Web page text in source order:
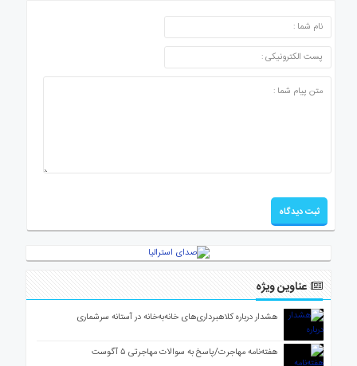
ارسال دیدگاه
عناوین ویژه
هشدار درباره کلاهبرداری‌های خانه‌به‌خانه در آستانه سرشماری
هفته‌نامه مهاجرت/پاسخ به سوالات مهاجرتی ۵ آگوست